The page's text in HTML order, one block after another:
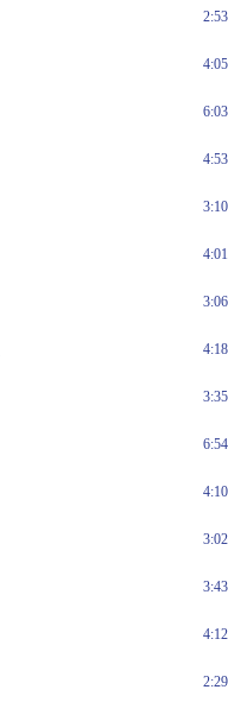
2:53
4:05
6:03
4:53
3:10
4:01
3:06
4:18
3:35
6:54
4:10
3:02
3:43
4:12
2:29